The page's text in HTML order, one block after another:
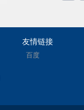
友情链接
百度